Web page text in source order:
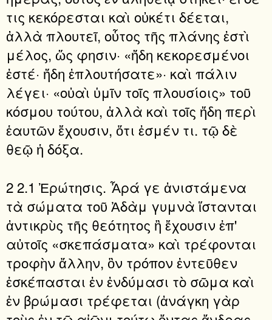
τις κεκόρεσται καὶ οὐκέτι δέεται,
ἀλλὰ πλουτεῖ, οὗτος τῆς πλάνης ἐστὶ
μέλος, ὥς φησιν· «ἤδη κεκορεσμένοι
ἐστέ· ἤδη ἐπλουτήσατε»· καὶ πάλιν
λέγει· «οὐαὶ ὑμῖν τοῖς πλουσίοις» τοῦ
κόσμου τούτου, ἀλλὰ καὶ τοῖς ἤδη περὶ
ἑαυτῶν ἔχουσιν, ὅτι ἐσμέν τι. τῷ δὲ
θεῷ ἡ δόξα.
2 2.1 Ἐρώτησις. Ἆρά γε ἀνιστάμενα
τὰ σώματα τοῦ Ἀδὰμ γυμνὰ ἵστανται
ἀντικρὺς τῆς θεότητος ἢ ἔχουσιν ἐπ'
αὐτοῖς «σκεπάσματα» καὶ τρέφονται
τροφὴν ἄλλην, ὃν τρόπον ἐντεῦθεν
ἐσκέπασται ἐν ἐνδύμασι τὸ σῶμα καὶ
ἐν βρώμασι τρέφεται (ἀνάγκη γὰρ